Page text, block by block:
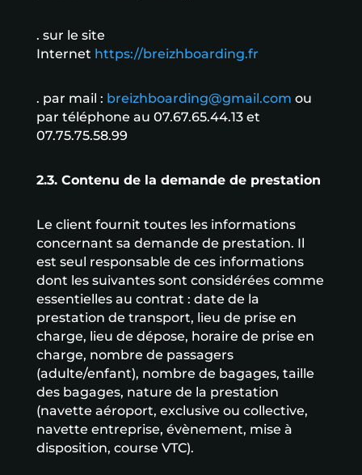
. sur le site
Internet https://breizhboarding.fr
. par mail : breizhboarding@gmail.com ou
par téléphone au 07.67.65.44.13 et
07.75.75.58.99
2.3. Contenu de la demande de prestation
Le client fournit toutes les informations
concernant sa demande de prestation. Il
est seul responsable de ces informations
dont les suivantes sont considérées comme
essentielles au contrat : date de la
prestation de transport, lieu de prise en
charge, lieu de dépose, horaire de prise en
charge, nombre de passagers
(adulte/enfant), nombre de bagages, taille
des bagages, nature de la prestation
(navette aéroport, exclusive ou collective,
navette entreprise, évènement, mise à
disposition, course VTC).